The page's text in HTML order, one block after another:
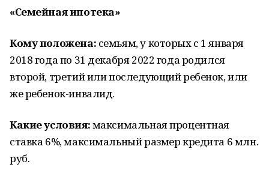
«Семейная ипотека»
Кому положена: семьям, у которых с 1 января
2018 года по 31 декабря 2022 года родился
второй, третий или последующий ребенок, или
же ребенок-инвалид.
Какие условия:максимальная процентная
ставка 6%, максимальный размер кредита 6 млн.
руб.